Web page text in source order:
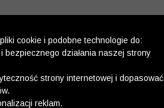
cookie i podobne technologie do:
bezpiecznego działania naszej strony
strony internetowej i dopasować
reklam.